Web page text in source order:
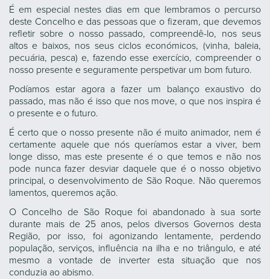
É em especial nestes dias em que lembramos o percurso
deste Concelho e das pessoas que o fizeram, que devemos
refletir sobre o nosso passado, compreendê-lo, nos seus
altos e baixos, nos seus ciclos económicos, (vinha, baleia,
pecuária, pesca) e, fazendo esse exercício, compreender o
nosso presente e seguramente perspetivar um bom futuro.
Podíamos estar agora a fazer um balanço exaustivo do
passado, mas não é isso que nos move, o que nos inspira é
o presente e o futuro.
É certo que o nosso presente não é muito animador, nem é
certamente aquele que nós queríamos estar a viver, bem
longe disso, mas este presente é o que temos e não nos
pode nunca fazer desviar daquele que é o nosso objetivo
principal, o desenvolvimento de São Roque. Não queremos
lamentos, queremos ação.
O Concelho de São Roque foi abandonado à sua sorte
durante mais de 25 anos, pelos diversos Governos desta
Região, por isso, foi agonizando lentamente, perdendo
população, serviços, influência na ilha e no triângulo, e até
mesmo a vontade de inverter esta situação que nos
conduzia ao abismo.